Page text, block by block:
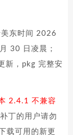
东时间 2026
30 日凌晨；
新，pkg 完整安
2.4.1 不兼容
丁的用户请勿
载可用的新更